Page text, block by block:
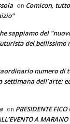
on Comicon,
sappiamo del
del bellissimo
numero di
settimana dell’arte:
on PRESIDENTE FICO
A